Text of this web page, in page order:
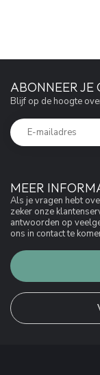
MEER
Als je vragen hebt
zeker onze
antwoorden op
ons in contact te
ABONNEER JE
Blijf op de hoogte